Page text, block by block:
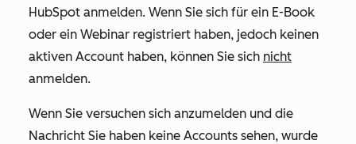
HubSpot anmelden. Wenn Sie sich für ein E-Book
oder ein Webinar registriert haben, jedoch keinen
aktiven Account haben, können Sie sich nicht
anmelden.
Wenn Sie versuchen sich anzumelden und die
Nachricht Sie haben keine Accounts sehen, wurde